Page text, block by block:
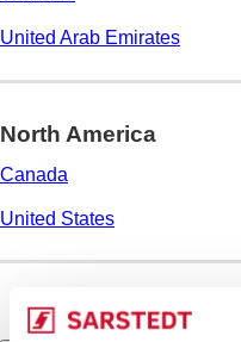
United Arab Emirates
North America
Canada
United States